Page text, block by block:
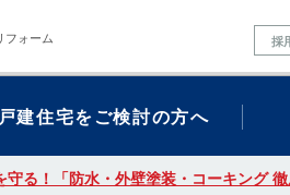
フォーム 採
戸建住宅をご検討の方へ
る！「防水・外壁塗装・コーキング